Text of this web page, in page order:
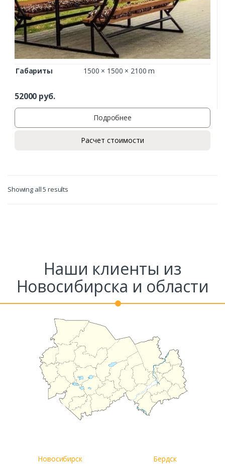
Габариты 1500 × 1500 × 2100 m
52000 руб.
Подробнее
Расчет стоимости
Showing all 5 results
Наши клиенты из
Новосибирска и области
Новосибирск Бердск